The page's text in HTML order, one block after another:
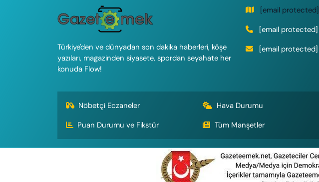
Türkiye'den ve dünyadan son dakika haberleri, köşe
yazıları, magazinden siyasete, spordan seyahate her
konuda Flow!
[email protected]
[email protected]
[email protected]
Nöbetçi Eczaneler Hava Durumu
Puan Durumu ve Fikstür
Tüm Manşetler